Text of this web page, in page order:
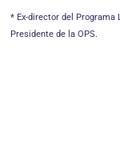
* Ex-director del Programa
Presidente de la OPS.